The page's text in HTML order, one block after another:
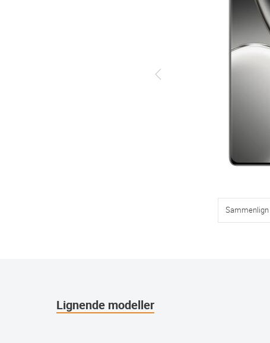
Sammenlign
Lignende modeller